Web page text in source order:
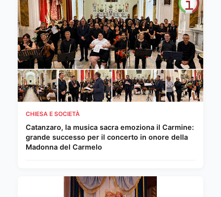
CHIESA E SOCIETÀ
Catanzaro, la musica sacra emoziona il Carmine:
grande successo per il concerto in onore della
Madonna del Carmelo